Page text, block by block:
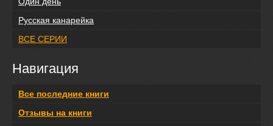
Русская канарейка
ВСЕ СЕРИИ
Навигация
Все последние книги
Отзывы на книги